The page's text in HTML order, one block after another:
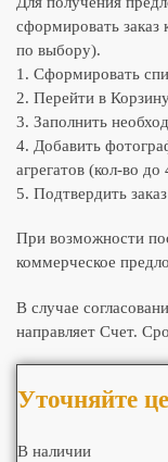
сформировать заказ
по выбору).
1. Сформировать
2. Перейти в
3. Заполнить
4. Добавить
агрегатов (кол-во
5. Подтвердить заказ
При возможности
коммерческое
В случае
направляет Счет.
Уточняйте
В наличии